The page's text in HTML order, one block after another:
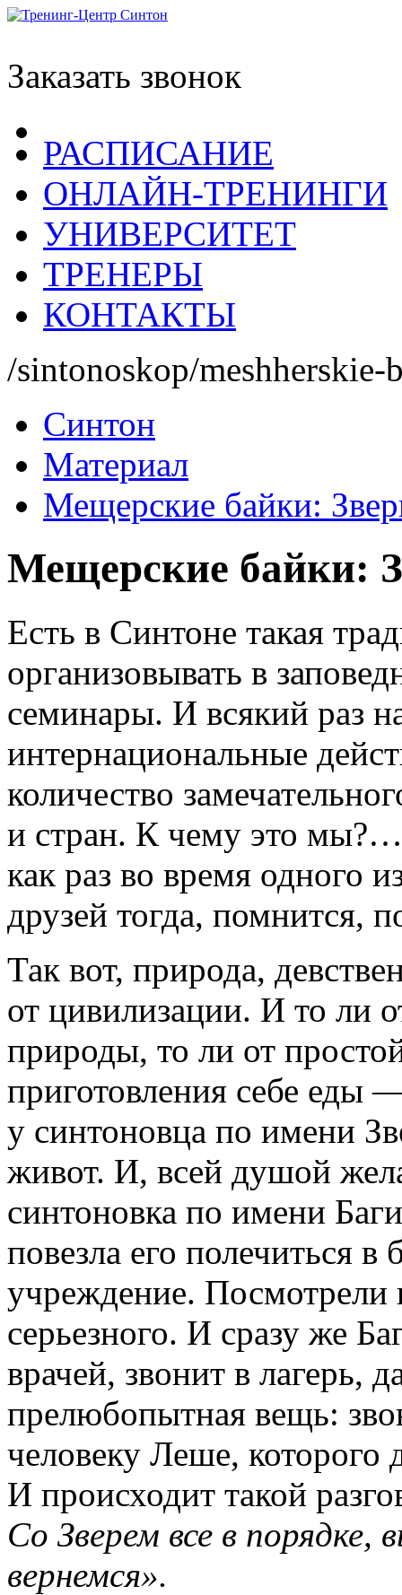
Заказать звонок
РАСПИСАНИЕ
ОНЛАЙН-ТРЕНИНГИ
УНИВЕРСИТЕТ
ТРЕНЕРЫ
КОНТАКТЫ
/sintonoskop/meshherskie-
Синтон
Материал
Мещерские байки:
Мещерские байки:
Есть в Синтоне такая
организовывать в
семинары. И всякий раз
интернациональные
количество
и стран. К чему это
как раз во время одного
друзей тогда, помнится,
Так вот, природа,
от цивилизации. И то ли
природы, то ли от
приготовления себе еды
у синтоновца по имени
живот. И, всей душой
синтоновка по имени
повезла его полечиться
учреждение. Посмотрели
серьезного. И сразу же
врачей, звонит в лагерь,
прелюбопытная вещь:
человеку Леше, которого
И происходит такой
Со Зверем все в порядке,
вернемся».